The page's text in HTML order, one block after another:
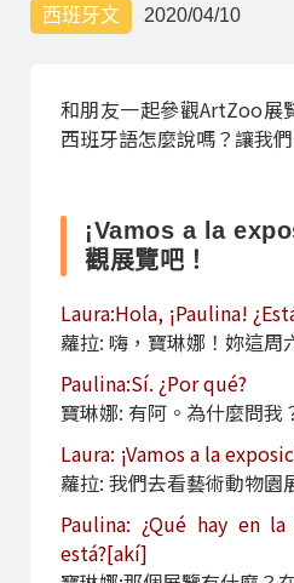
線上體驗
部落格 粉絲團
西班牙文 2020/04/10
和朋友一起參觀ArtZoo展
西班牙語怎麼說嗎？讓我
¡Vamos a la
觀展覽吧！
Laura:Hola, ¡Paulina!
蘿拉: 嗨，寶琳娜！妳這周
Paulina:Sí. ¿Por qué?
寶琳娜: 有阿。為什麼問我
Laura: ¡Vamos a la
蘿拉: 我們去看藝術動物園
Paulina: ¿Qué hay en
está?[akí]